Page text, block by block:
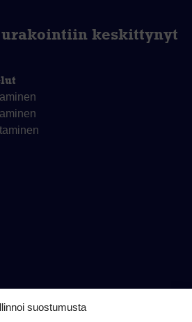
suostumusta
urakointiin keskittynyt